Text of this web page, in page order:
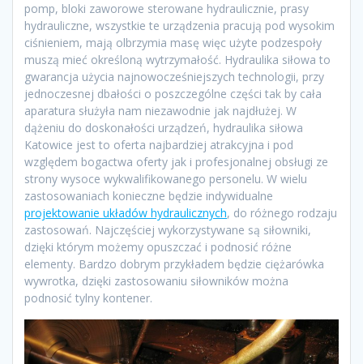
pomp, bloki zaworowe sterowane hydraulicznie, prasy
hydrauliczne, wszystkie te urządzenia pracują pod wysokim
ciśnieniem, mają olbrzymia masę więc użyte podzespoły
muszą mieć określoną wytrzymałość. Hydraulika siłowa to
gwarancja użycia najnowocześniejszych technologii, przy
jednoczesnej dbałości o poszczególne części tak by cała
aparatura służyła nam niezawodnie jak najdłużej. W
dążeniu do doskonałości urządzeń, hydraulika siłowa
Katowice jest to oferta najbardziej atrakcyjna i pod
względem bogactwa oferty jak i profesjonalnej obsługi ze
strony wysoce wykwalifikowanego personelu. W wielu
zastosowaniach konieczne będzie indywidualne
projektowanie układów hydraulicznych, do różnego rodzaju
zastosowań. Najczęściej wykorzystywane są siłowniki,
dzięki którym możemy opuszczać i podnosić różne
elementy. Bardzo dobrym przykładem będzie ciężarówka
wywrotka, dzięki zastosowaniu siłowników można
podnosić tylny kontener.